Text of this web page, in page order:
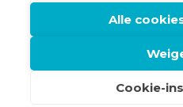
Alle
Cookie-